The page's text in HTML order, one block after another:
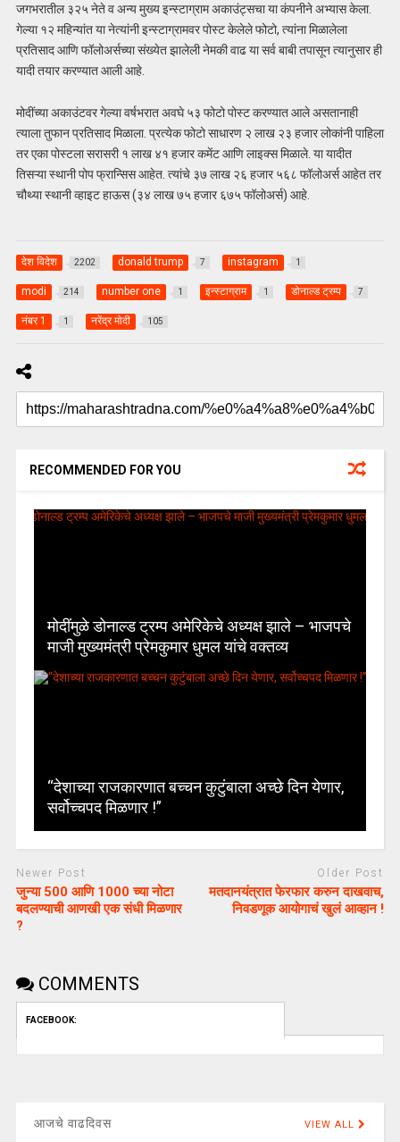
जगभरातील ३२५ नेते व अन्य मुख्य इन्स्टाग्राम अकाउंट्सचा या कंपनीने अभ्यास केला.
गेल्या १२ महिन्यांत या नेत्यांनी इन्स्टाग्रामवर पोस्ट केलेले फोटो, त्यांना मिळालेला
प्रतिसाद आणि फॉलोअर्सच्या संख्येत झालेली नेमकी वाढ या सर्व बाबी तपासून त्यानुसार ही
यादी तयार करण्यात आली आहे.
मोदींच्या अकाउंटवर गेल्या वर्षभरात अवघे ५३ फोटो पोस्ट करण्यात आले असतानाही
त्याला तुफान प्रतिसाद मिळाला. प्रत्येक फोटो साधारण २ लाख २३ हजार लोकांनी पाहिला
तर एका पोस्टला सरासरी १ लाख ४१ हजार कमेंट आणि लाइक्स मिळाले. या यादीत
तिसऱ्या स्थानी पोप फ्रान्सिस आहेत. त्यांचे ३७ लाख २६ हजार ५६८ फॉलोअर्स आहेत तर
चौथ्या स्थानी व्हाइट हाऊस (३४ लाख ७५ हजार ६७५ फॉलोअर्स) आहे.
देश विदेश 2202 donald trump 7 instagram 1
modi 214 number one 1 इन्स्टाग्राम 1 डोनाल्ड ट्रम्प 7
नंबर 1 1 नरेंद्र मोदी 105
RECOMMENDED FOR YOU
मोदींमुळे डोनाल्ड ट्रम्प अमेरिकेचे अध्यक्ष झाले – भाजपचे
माजी मुख्यमंत्री प्रेमकुमार धुमल यांचे वक्तव्य
“देशाच्या राजकारणात बच्चन कुटुंबाला अच्छे दिन येणार,
सर्वोच्चपद मिळणार !”
Newer Post
जुन्या 500 आणि 1000 च्या नोटा
बदलण्याची आणखी एक संधी मिळणार
?
Older Post
मतदानयंत्रात फेरफार करुन दाखवाच,
निवडणूक आयोगाचं खुलं आव्हान !
COMMENTS
FACEBOOK:
आजचे वाढदिवस VIEW ALL